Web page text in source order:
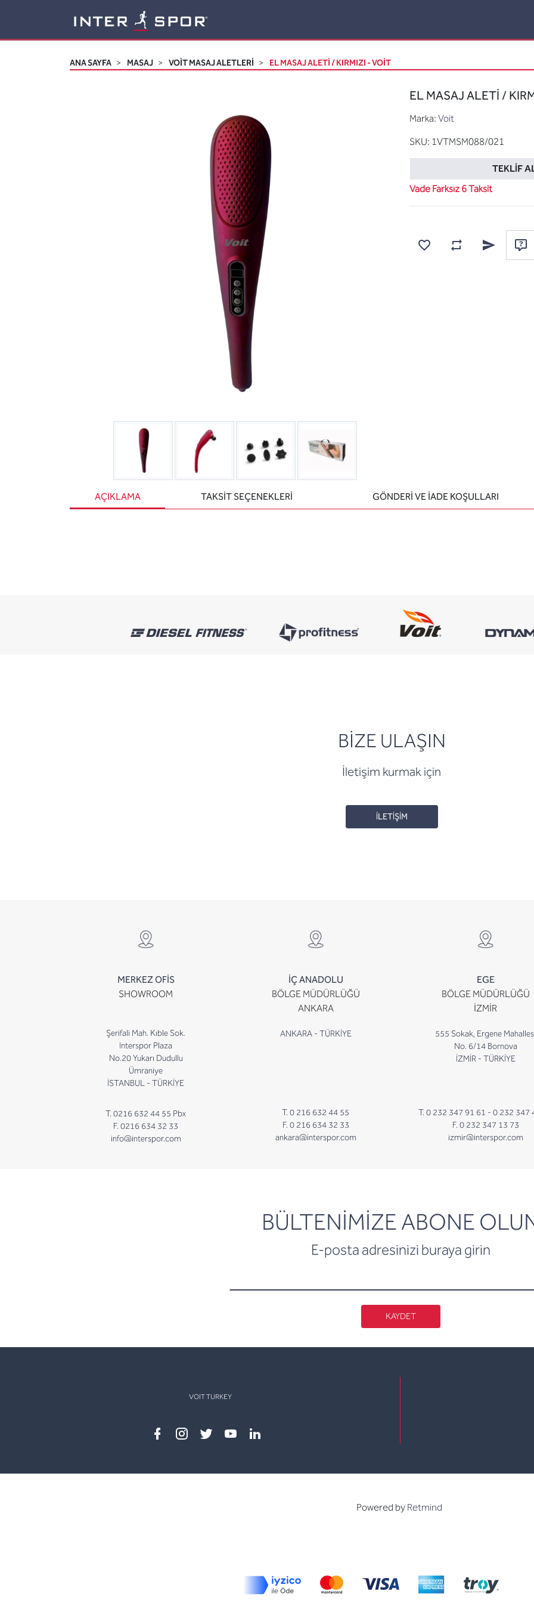
ANA SAYFA MASAJ VOİT MASAJ ALETLERİ EL MASAJ ALETİ / KIRMIZI - VOIT
EL MASAJ ALETİ /
Marka: Voit
SKU: 1VTMSM088/021
TEKLIF
Vade Farksız 6 Taksit
Favorilere ekle
Karşılaştırma listesine
Arkadaşına
AÇIKLAMA TAKSİT SEÇENEKLERİ GÖNDERİ VE İADE KOŞULLARI
BİZE ULAŞIN
İletişim kurmak için
İLETİŞİM
MERKEZ OFİS
SHOWROOM
Şerifali Mah. Kıble Sok.
Interspor Plaza
No.20 Yukarı Dudullu
Ümraniye
İSTANBUL - TÜRKİYE
T. 0216 632 44 55 Pbx
F. 0216 634 32 33
info@interspor.com
İÇ ANADOLU
BÖLGE MÜDÜRLÜĞÜ
ANKARA
ANKARA - TÜRKİYE
T. 0 216 632 44 55
F. 0 216 634 32 33
ankara@interspor.com
EGE
BÖLGE MÜDÜRLÜĞÜ
İZMİR
555 Sokak, Ergene
No. 6/14 Bornova
İZMİR - TÜRKİYE
T. 0 232 347 91 61 - 0 232 347
F. 0 232 347 13 73
izmir@interspor.com
BÜLTENİMİZE ABONE
E-posta adresinizi buraya girin
newsletter
KAYDET
VOIT TURKEY
Powered by Retmind